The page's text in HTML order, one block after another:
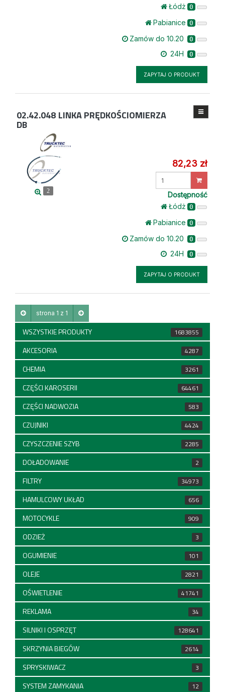
Łódż 0
Pabianice 0
Zamów do 10.20 0
24H 0
ZAPYTAJ O PRODUKT
02.42.048 LINKA PRĘDKOŚCIOMIERZA
DB
2
82,23 zł
Dostępność
Łódż 0
Pabianice 0
Zamów do 10.20 0
24H 0
ZAPYTAJ O PRODUKT
strona 1 z 1
WSZYSTKIE PRODUKTY 1683855
AKCESORIA 4287
CHEMIA 3261
CZĘŚCI KAROSERII 64461
CZĘŚCI NADWOZIA 583
CZUJNIKI 4424
CZYSZCZENIE SZYB 2285
DOŁADOWANIE 2
FILTRY 34973
HAMULCOWY UKŁAD 656
MOTOCYKLE 909
ODZIEŻ 3
OGUMIENIE 101
OLEJE 2821
OŚWIETLENIE 41741
REKLAMA 34
SILNIKI I OSPRZĘT 128641
SKRZYNIA BIEGÓW 2614
SPRYSKIWACZ 3
SYSTEM ZAMYKANIA 12